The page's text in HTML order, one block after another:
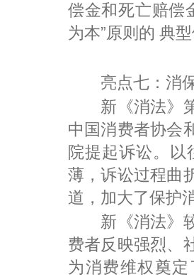
偿金和死亡赔偿
为本”原则的 典
亮点七：消保
新《消法》第
中国消费者协会
院提起诉讼。以
薄，诉讼过程曲
道，加大了保护
新《消法》较
费者反映强烈、
为消费维权奠